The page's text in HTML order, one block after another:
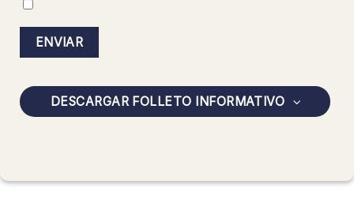
DESCARGAR FOLLETO INFORMATIVO